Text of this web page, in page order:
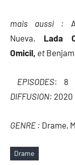
mais aussi :
Nueva, Lada
Omicil, et
EPISODES: 8
DIFFUSION: 2020
GENRE : Drame,
Étiquettes
Drame